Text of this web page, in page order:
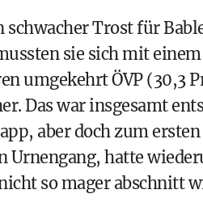
schwacher Trost für
sie sich mit
umgekehrt ÖVP (30,3
Das war insgesamt
aber doch zum
Urnengang, hatte
so mager abschnitt